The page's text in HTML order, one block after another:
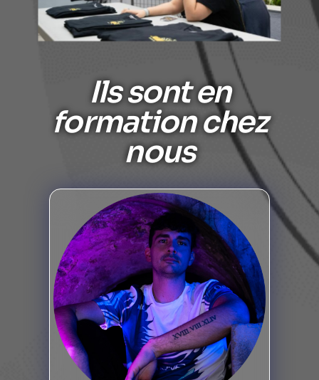
Ils sont en
formation chez
nous